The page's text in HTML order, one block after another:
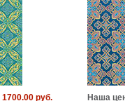
1700.00 руб. Наша